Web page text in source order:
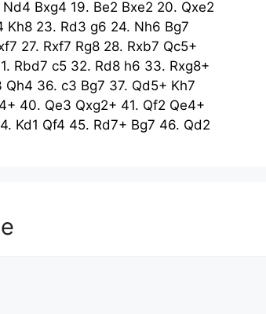
Nd4 Bxg4 19. Be2 Bxe2 20. Qxe2
Kh8 23. Rd3 g6 24. Nh6 Bg7
27. Rxf7 Rg8 28. Rxb7 Qc5+
Rbd7 c5 32. Rd8 h6 33. Rxg8+
Qh4 36. c3 Bg7 37. Qd5+ Kh7
40. Qe3 Qxg2+ 41. Qf2 Qe4+
Kd1 Qf4 45. Rd7+ Bg7 46. Qd2